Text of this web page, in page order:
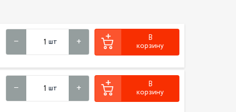
шт
В
корзину
шт
В
корзину